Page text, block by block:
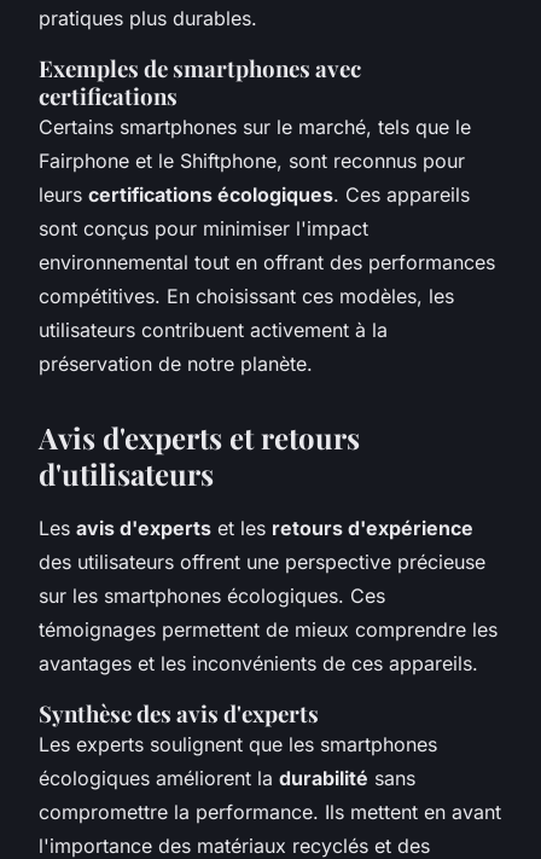
pratiques plus durables.
Exemples de smartphones avec
certifications
Certains smartphones sur le marché, tels que le
Fairphone et le Shiftphone, sont reconnus pour
leurs certifications écologiques. Ces appareils
sont conçus pour minimiser l'impact
environnemental tout en offrant des performances
compétitives. En choisissant ces modèles, les
utilisateurs contribuent activement à la
préservation de notre planète.
Avis d'experts et retours
d'utilisateurs
Les avis d'experts et les retours d'expérience
des utilisateurs offrent une perspective précieuse
sur les smartphones écologiques. Ces
témoignages permettent de mieux comprendre les
avantages et les inconvénients de ces appareils.
Synthèse des avis d'experts
Les experts soulignent que les smartphones
écologiques améliorent la durabilité sans
compromettre la performance. Ils mettent en avant
l'importance des matériaux recyclés et des